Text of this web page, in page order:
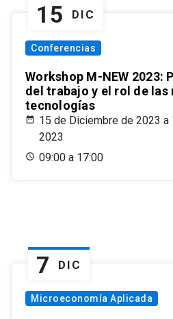
15 DIC
Conferencias
Workshop M-NEW 2023:
del trabajo y el rol de las
tecnologías
15 de Diciembre de 2023
2023
09:00 a 17:00
7 DIC
Microeconomía Aplicada